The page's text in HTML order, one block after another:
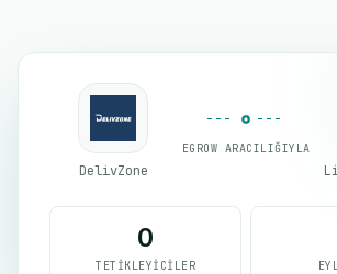
DelivZone
EGROW ARACILIĞIYLA
0
TETIKLEYICILER